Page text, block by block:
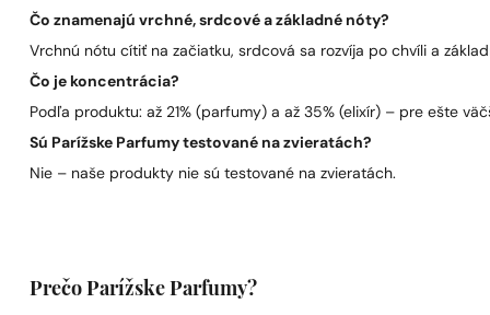
Čo znamenajú vrchné, srdcové a základné nóty?
Vrchnú nótu cítiť na začiatku, srdcová sa rozvíja po chvíli a
Čo je koncentrácia?
Podľa produktu: až 21% (parfumy) a až 35% (elixír) – pre ešte
Sú Parížske Parfumy testované na zvieratách?
Nie – naše produkty nie sú testované na zvieratách.
Prečo Parížske Parfumy?